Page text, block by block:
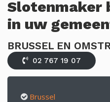
Slotenmaker
in uw
BRUSSEL EN
02 767 19 07
Brussel